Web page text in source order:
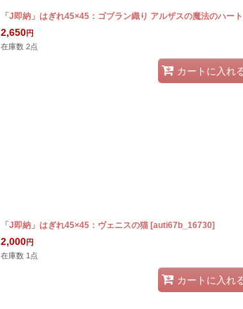
「J即納」はぎれ45×45：ゴブラン織り アルザスの魔法のハート
2,650円
在庫数 2点
カートに入れ
「J即納」はぎれ45×45：ヴェニスの猫 [auti67b_16730]
2,000円
在庫数 1点
カートに入れ